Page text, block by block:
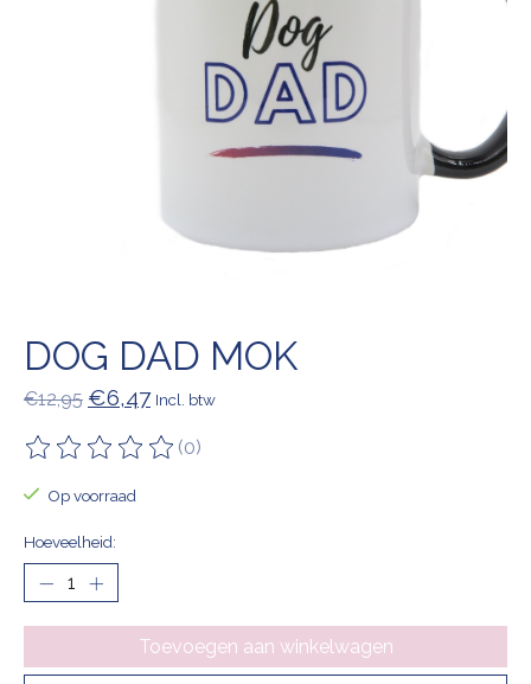
DOG DAD MOK
€12,95 €6,47 Incl. btw
De beoordeling van dit product is
(0)
Op voorraad
Hoeveelheid:
Toevoegen aan winkelwagen